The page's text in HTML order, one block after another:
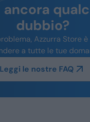
ancora
dubbio?
Azzurra Store
a tutte le tue
Leggi le nostre FAQ